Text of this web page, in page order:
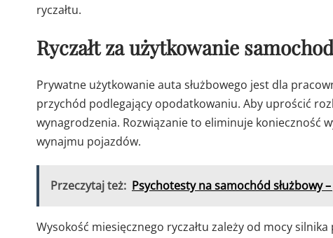
ryczałtu.
Ryczałt za użytkowanie
Prywatne użytkowanie auta służbowego jest dla
przychód podlegający opodatkowaniu. Aby uprościć
wynagrodzenia. Rozwiązanie to eliminuje konieczność
wynajmu pojazdów.
Przeczytaj też: Psychotesty na samochód służbowy
Wysokość miesięcznego ryczałtu zależy od mocy